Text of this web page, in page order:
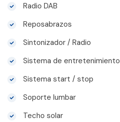
Radio DAB
Reposabrazos
Sintonizador / Radio
Sistema de entretenimiento
Sistema start / stop
Soporte lumbar
Techo solar